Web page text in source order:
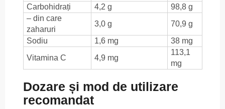
Carbohidrați
4,2 g
98,8 g
– din care
zaharuri
3,0 g
70,9 g
Sodiu
1,6 mg
38 mg
Vitamina C
4,9 mg
113,1
mg
Dozare și mod de utilizare
recomandat